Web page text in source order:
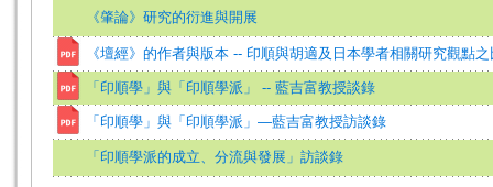
《肇論》研究的衍進與開展
《壇經》的作者與版本 -- 印順與胡適及日本學者相關研究觀點
「印順學」與「印順學派」 -- 藍吉富教授談錄
「印順學」與「印順學派」—藍吉富教授訪談錄
「印順學派的成立、分流與發展」訪談錄